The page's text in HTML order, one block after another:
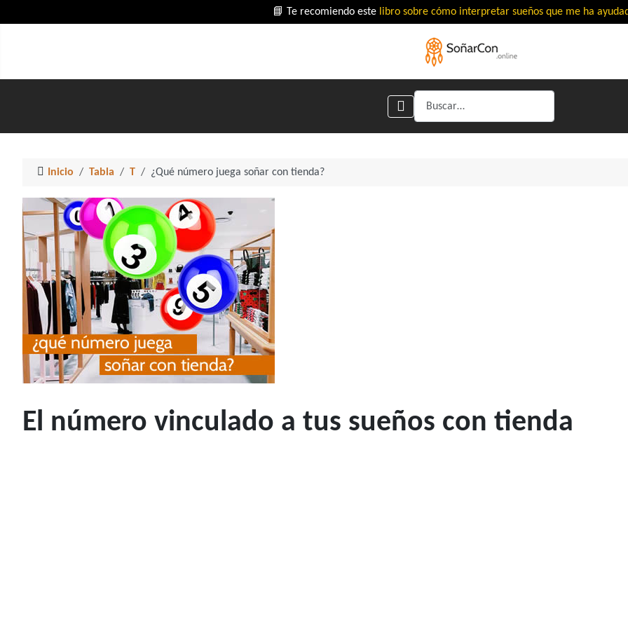
📘 Te recomiendo este libro sobre cómo interpretar sueños que me ha
Buscar
Inicio Tabla T ¿Qué número juega soñar con tienda?
El número vinculado a tus sueños con tienda